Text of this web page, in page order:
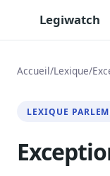
Legiwatch
Posez vos
Transcriptions
Toutes les
Accueil/Lexique/
LEXIQUE